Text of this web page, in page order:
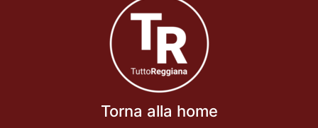
Torna alla home